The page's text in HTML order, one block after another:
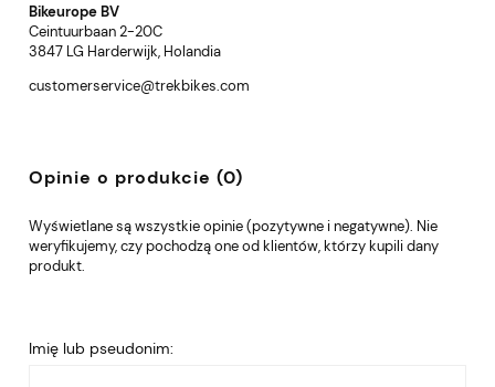
Bikeurope BV
Ceintuurbaan 2-20C
3847 LG Harderwijk, Holandia
customerservice@trekbikes.com
Opinie o produkcie (0)
Wyświetlane są wszystkie opinie (pozytywne i negatywne). Nie
weryfikujemy, czy pochodzą one od klientów, którzy kupili dany
produkt.
Imię lub pseudonim: